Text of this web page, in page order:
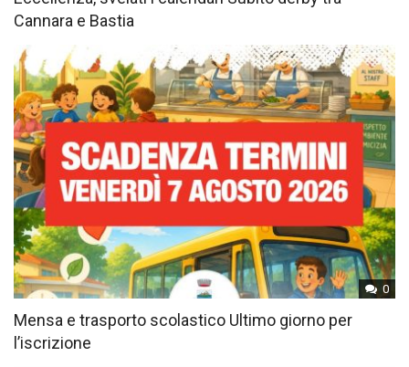
Cannara e Bastia
0
Mensa e trasporto scolastico Ultimo giorno per
l’iscrizione